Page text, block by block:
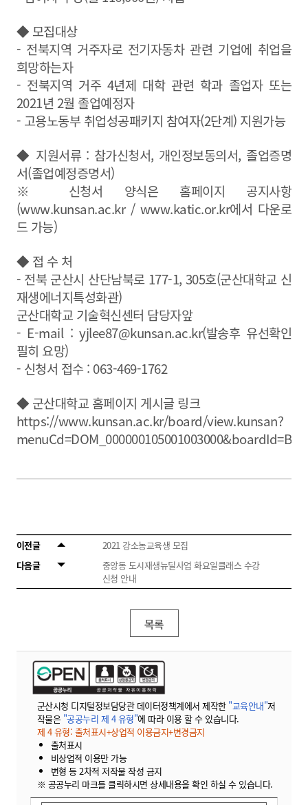
◆ 모집대상
- 전북지역 거주자로 전기자동차 관련 기업에 취업을
희망하는자
- 전북지역 거주 4년제 대학 관련 학과 졸업자 또는
2021년 2월 졸업예정자
- 고용노동부 취업성공패키지 참여자(2단계) 지원가능
◆ 지원서류 : 참가신청서, 개인정보동의서, 졸업증명
서(졸업예정증명서)
※ 신청서 양식은 홈페이지 공지사항
(www.kunsan.ac.kr/ www.katic.or.kr에서 다운로
드 가능)
◆ 접 수 처
- 전북 군산시 산단남북로 177-1, 305호(군산대학교 신
재생에너지특성화관)
군산대학교 기술혁신센터 담당자앞
- E-mail :yjlee87@kunsan.ac.kr(발송후 유선확인
필히 요망)
- 신청서 접수 : 063-469-1762
◆ 군산대학교 홈페이지 게시글 링크
https://www.kunsan.ac.kr/board/view.kunsan?
이전글
2021 강소농교육생 모집
다음글
중앙동 도시재생뉴딜사업 화요일클래스 수강
신청 안내
목록
군산시청 디지털정보담당관 데이터정책계에서 제작한 "교육안내"저
작물은 "공공누리 제 4 유형"에 따라 이용 할 수 있습니다.
제 4 유형: 출처표시+상업적 이용금지+변경금지
출처표시
비상업적 이용만 가능
변형 등 2차적 저작물 작성 금지
※ 공공누리 마크를 클릭하시면 상세내용을 확인 하실 수 있습니다.